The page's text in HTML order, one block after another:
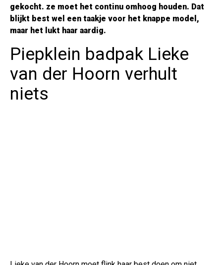
gekocht. ze moet het continu omhoog houden. Dat
blijkt best wel een taakje voor het knappe model,
maar het lukt haar aardig.
Piepklein badpak Lieke
van der Hoorn verhult
niets